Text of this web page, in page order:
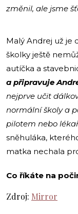
změnil, ale jsme
Malý Andrej už je
školky ještě
autíčka a
a připravuje
nejprve učit
normální školy a
pilotem nebo
sněhuláka,
matka nechala
Co říkáte na
Zdroj: Mirror